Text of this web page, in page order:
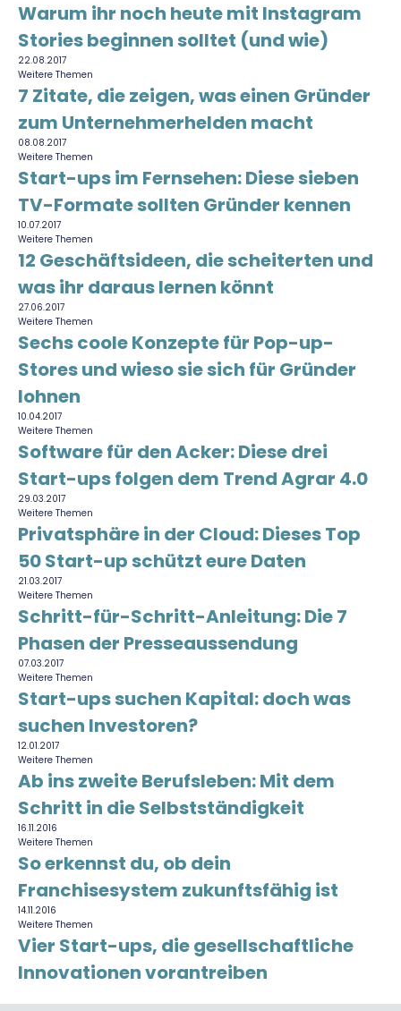
Warum ihr noch heute mit Instagram
Stories beginnen solltet (und wie)
22.08.2017
Weitere Themen
7 Zitate, die zeigen, was einen Gründer
zum Unternehmerhelden macht
08.08.2017
Weitere Themen
Start-ups im Fernsehen: Diese sieben
TV-Formate sollten Gründer kennen
10.07.2017
Weitere Themen
12 Geschäftsideen, die scheiterten und
was ihr daraus lernen könnt
27.06.2017
Weitere Themen
Sechs coole Konzepte für Pop-up-
Stores und wieso sie sich für Gründer
lohnen
10.04.2017
Weitere Themen
Software für den Acker: Diese drei
Start-ups folgen dem Trend Agrar 4.0
29.03.2017
Weitere Themen
Privatsphäre in der Cloud: Dieses Top
50 Start-up schützt eure Daten
21.03.2017
Weitere Themen
Schritt-für-Schritt-Anleitung: Die 7
Phasen der Presseaussendung
07.03.2017
Weitere Themen
Start-ups suchen Kapital: doch was
suchen Investoren?
12.01.2017
Weitere Themen
Ab ins zweite Berufsleben: Mit dem
Schritt in die Selbstständigkeit
16.11.2016
Weitere Themen
So erkennst du, ob dein
Franchisesystem zukunftsfähig ist
14.11.2016
Weitere Themen
Vier Start-ups, die gesellschaftliche
Innovationen vorantreiben